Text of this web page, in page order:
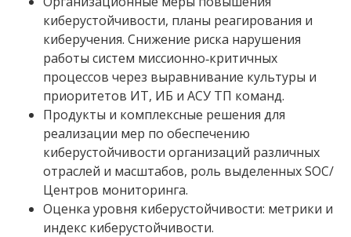
киберустойчивости, планы реагирования и
киберучения. Снижение риска нарушения
работы систем миссионно‑критичных
процессов через выравнивание культуры и
приоритетов ИТ, ИБ и АСУ ТП команд.
Продукты и комплексные решения для
реализации мер по обеспечению
киберустойчивости организаций различных
отраслей и масштабов, роль выделенных SOC/
Центров мониторинга.
Оценка уровня киберустойчивости: метрики и
индекс киберустойчивости.